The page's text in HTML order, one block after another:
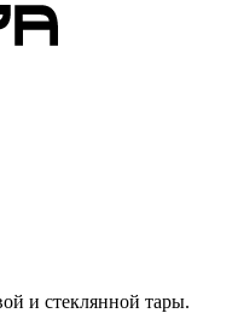
и стеклянной тары.